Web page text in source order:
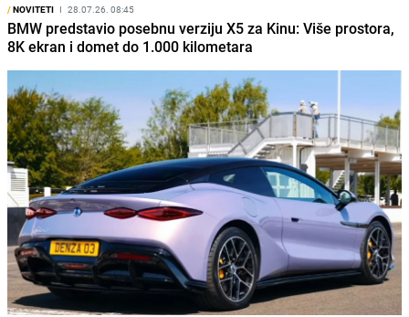
/NOVITETI I 28.07.26. 08:45
BMW predstavio posebnu verziju X5 za Kinu: Više prostora,
8K ekran i domet do 1.000 kilometara